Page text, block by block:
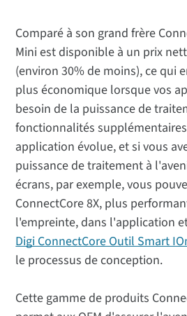
Comparé à son grand frère
Mini est disponible à un prix
(environ 30% de moins), ce qui
plus économique lorsque vos
besoin de la puissance de
fonctionnalités
application évolue, et si vous
puissance de traitement à
écrans, par exemple, vous
ConnectCore 8X, plus
l'empreinte, dans l'application
Digi ConnectCore Outil Smart
le processus de conception.
Cette gamme de produits